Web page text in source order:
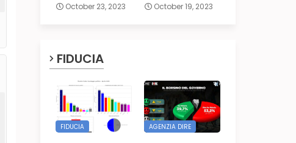
October 23, 2023 October 19, 2023
FIDUCIA
FIDUCIA AGENZIA DIRE